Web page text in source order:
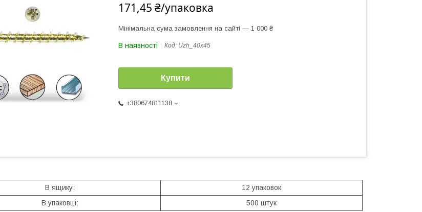
171,45 ₴/упаковка
Мінімальна сума замовлення на сайті — 1 000 ₴
В наявності Код: Uzh_40x45
Купити
+380674811138
В ящику:
12 упаковок
В упаковці:
500 штук